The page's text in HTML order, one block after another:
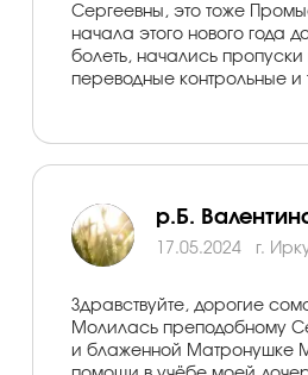
Сергеевны, это тоже
начала этого нового года
болеть, начались
переводные контрольные и
р.Б.
17.05.2024 г.
Здравствуйте, дорогие
Молилась преподобному
и блаженной Матронушке